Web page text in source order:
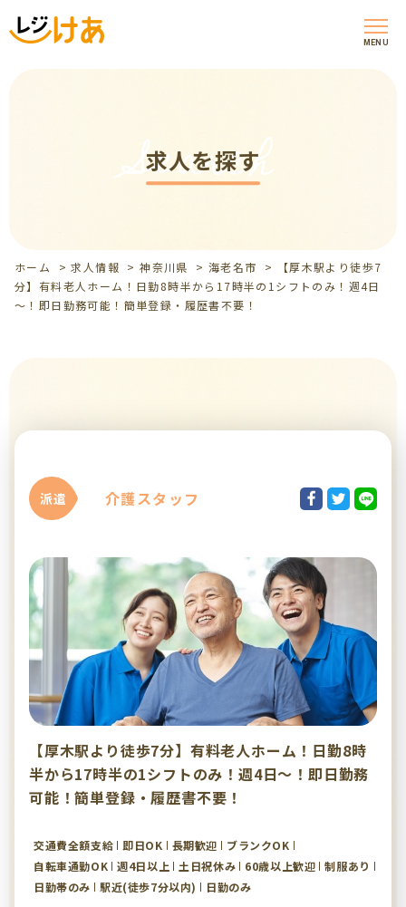
MENU
求人を探す
Search
ホーム >求人情報 >神奈川県 >海老名市 >
【厚木駅より徒歩7
分】有料老人ホーム！日勤8時半から17時半の1シフトのみ！週4日
～！即日勤務可能！簡単登録・履歴書不要！
派遣 介護スタッフ
【厚木駅より徒歩7分】有料老人ホーム！日勤8時
半から17時半の1シフトのみ！週4日～！即日勤務
可能！簡単登録・履歴書不要！
交通費全額支給 即日OK 長期歓迎
ブランクOK
自転車通勤OK
週4日以上 土日祝休み 60歳以上歓迎
制服あり
日勤帯のみ
駅近(徒歩7分以内) 日勤のみ